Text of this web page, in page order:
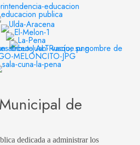
de
dedicada a administrar los